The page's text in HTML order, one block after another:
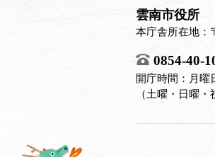
雲南市役所
本庁舎所在地：
0854-40-
開庁時間：月曜
（土曜・日曜